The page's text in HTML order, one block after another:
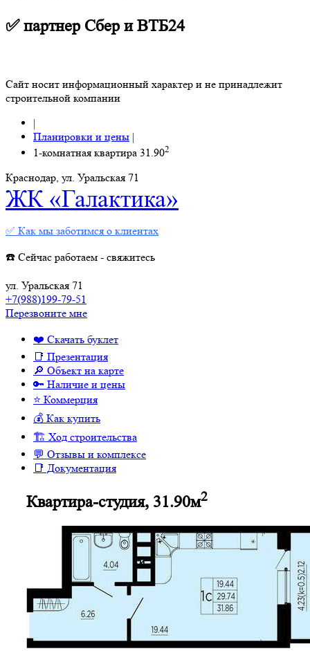
✅ партнер Сбер и ВТБ24
Сайт носит информационный характер и не принадлежит
строительной компании
|
Планировки и цены |
1-комнатная квартира 31.902
Краснодар, ул. Уральская 71
ЖК «Галактика»
✅ Как мы заботимся о клиентах
☎️ Сейчас работаем - свяжитесь
ул. Уральская 71
+7(988)199-79-51
Перезвоните мне
❤️ Скачать буклет
📑 Презентация
🔎 Объект на карте
🔑 Наличие и цены
⭐️ Коммерция
💰 Как купить
🏗 Ход строительства
💬 Отзывы и комплексе
📑 Документация
Квартира-студия, 31.90м2